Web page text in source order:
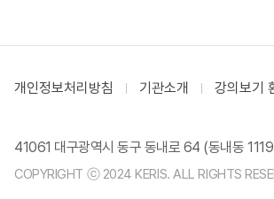
개인정보처리방침 기관소개 강의보기
41061 대구광역시 동구 동내로 64 (동내동
COPYRIGHT ⓒ 2024 KERIS. ALL RIGHTS